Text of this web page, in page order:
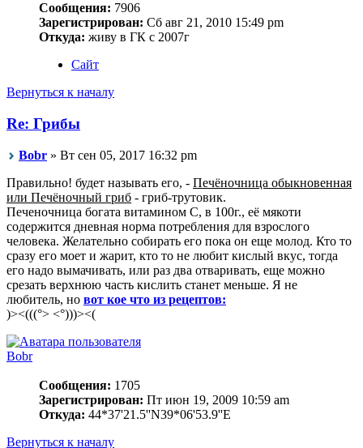
Сообщения: 7906
Зарегистрирован: Сб авг 21, 2010 15:49 pm
Откуда: живу в ГК с 2007г
Сайт
Вернуться к началу
Re: Грибы
Bobr » Вт сен 05, 2017 16:32 pm
Правильно! будет называть его, - Печёночница обыкновенная
или Печёночный гриб - гриб-трутовик.
Печеночница богата витамином C, в 100г., её мякоти
содержится дневная норма потребления для взрослого
человека. Желательно собирать его пока он еще молод. Кто то
сразу его моет и жарит, кто то не любит кислый вкус, тогда
его надо вымачивать, или раз два отваривать, еще можно
срезать верхнюю часть кислить станет меньше. Я не
любитель, но вот кое что из рецептов:
)><(((°> <°)))><(
Bobr
Сообщения: 1705
Зарегистрирован: Пт июн 19, 2009 10:59 am
Откуда: 44*37'21.5''N39*06'53.9''E
Вернуться к началу